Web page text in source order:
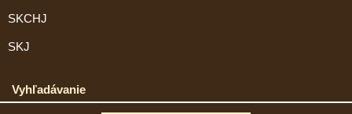
SKCHJ
SKJ
Vyhľadávanie